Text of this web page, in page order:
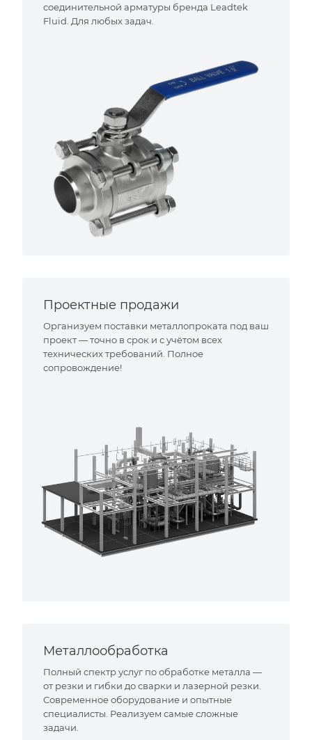
соединительной арматуры бренда Leadtek
Fluid. Для любых задач.
Проектные продажи
Организуем поставки металлопроката под ваш
проект — точно в срок и с учётом всех
технических требований. Полное
сопровождение!
Металлообработка
Полный спектр услуг по обработке металла —
от резки и гибки до сварки и лазерной резки.
Современное оборудование и опытные
специалисты. Реализуем самые сложные
задачи.